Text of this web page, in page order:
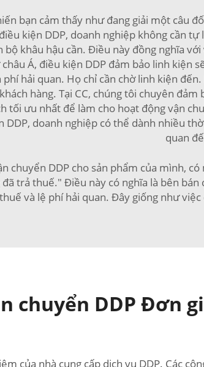
bạn cảm thấy như đang giải một câu
kiện DDP, doanh nghiệp không cần
khâu hậu cần. Điều này đồng nghĩa
Á, điều kiện DDP đảm bảo linh kiện
hải quan. Họ chỉ cần chờ linh kiện
hàng. Tại CC, chúng tôi chuyên
tối ưu nhất để làm cho hoạt động vận
DDP, doanh nghiệp có thể dành nhiều
quan
chuyển DDP cho sản phẩm của mình,
đã trả thuế." Điều này có nghĩa là bên
và lệ phí hải quan. Đây giống như
chuyển DDP Đơn
của nhà cung cấp dịch vụ DDP. Các